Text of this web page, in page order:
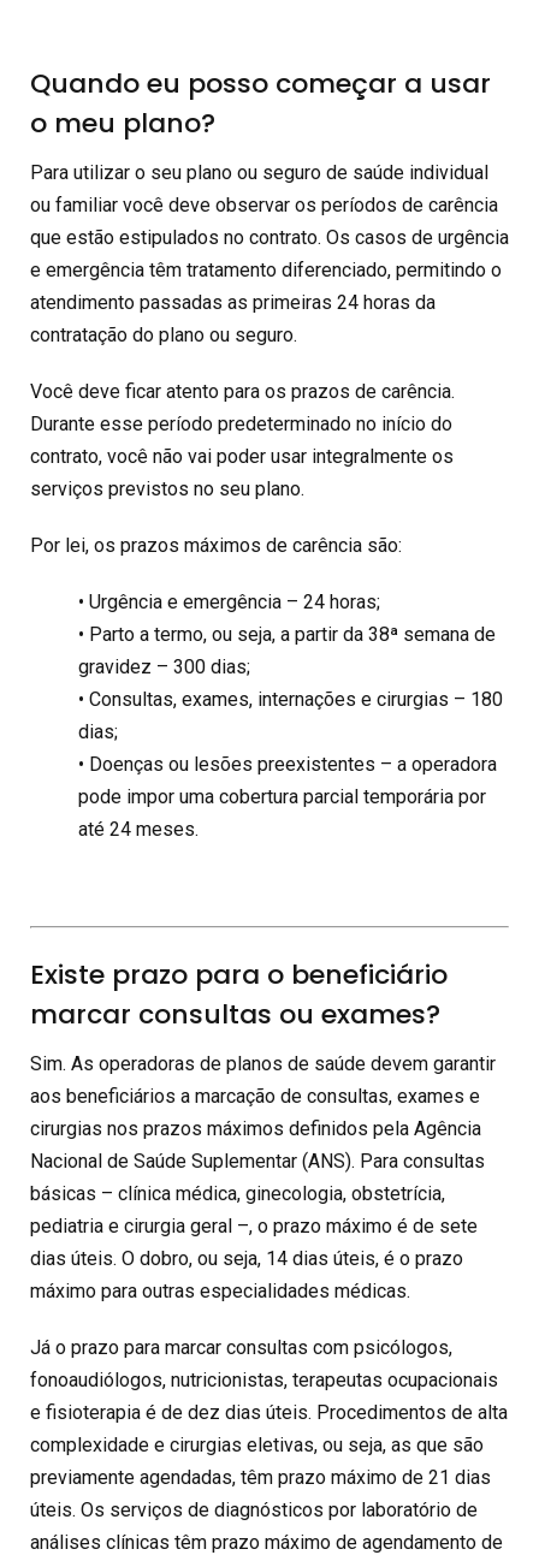
Quando eu posso começar a usar
o meu plano?
Para utilizar o seu plano ou seguro de saúde individual
ou familiar você deve observar os períodos de carência
que estão estipulados no contrato. Os casos de urgência
e emergência têm tratamento diferenciado, permitindo o
atendimento passadas as primeiras 24 horas da
contratação do plano ou seguro.
Você deve ficar atento para os prazos de carência.
Durante esse período predeterminado no início do
contrato, você não vai poder usar integralmente os
serviços previstos no seu plano.
Por lei, os prazos máximos de carência são:
• Urgência e emergência – 24 horas;
• Parto a termo, ou seja, a partir da 38ª semana de
gravidez – 300 dias;
• Consultas, exames, internações e cirurgias – 180
dias;
• Doenças ou lesões preexistentes – a operadora
pode impor uma cobertura parcial temporária por
até 24 meses.
Existe prazo para o beneficiário
marcar consultas ou exames?
Sim. As operadoras de planos de saúde devem garantir
aos beneficiários a marcação de consultas, exames e
cirurgias nos prazos máximos definidos pela Agência
Nacional de Saúde Suplementar (ANS). Para consultas
básicas – clínica médica, ginecologia, obstetrícia,
pediatria e cirurgia geral –, o prazo máximo é de sete
dias úteis. O dobro, ou seja, 14 dias úteis, é o prazo
máximo para outras especialidades médicas.
Já o prazo para marcar consultas com psicólogos,
fonoaudiólogos, nutricionistas, terapeutas ocupacionais
e fisioterapia é de dez dias úteis. Procedimentos de alta
complexidade e cirurgias eletivas, ou seja, as que são
previamente agendadas, têm prazo máximo de 21 dias
úteis. Os serviços de diagnósticos por laboratório de
análises clínicas têm prazo máximo de agendamento de